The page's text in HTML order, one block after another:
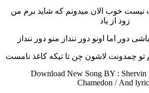
نیست خوب الان میدونم که شاید برم من
زود از یاد
دور‌ اما اونو دور ننداز منو دور ننداز
تو چمدونت لاشون چن تا تیکه کاغذ نامست
Download New Song BY : Shervin
Chamedon / And